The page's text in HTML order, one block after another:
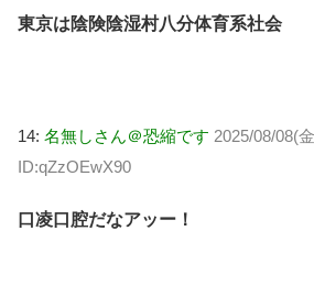
東京は陰険陰湿村八分体育系社会
14: 名無しさん＠恐縮です 2025/08/08(
ID:qZzOEwX90
口凌口腔だなアッー！